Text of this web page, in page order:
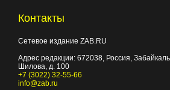
Контакты
Сетевое издание ZAB.RU
Адрес редакции: 672038, Россия,
Шилова, д. 100
+7 (3022) 32-55-66
info@zab.ru